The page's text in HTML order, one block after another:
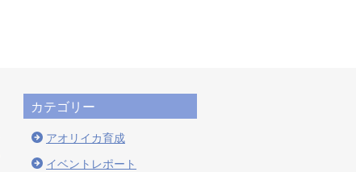
カテゴリー
アオリイカ育成
イベントレポート